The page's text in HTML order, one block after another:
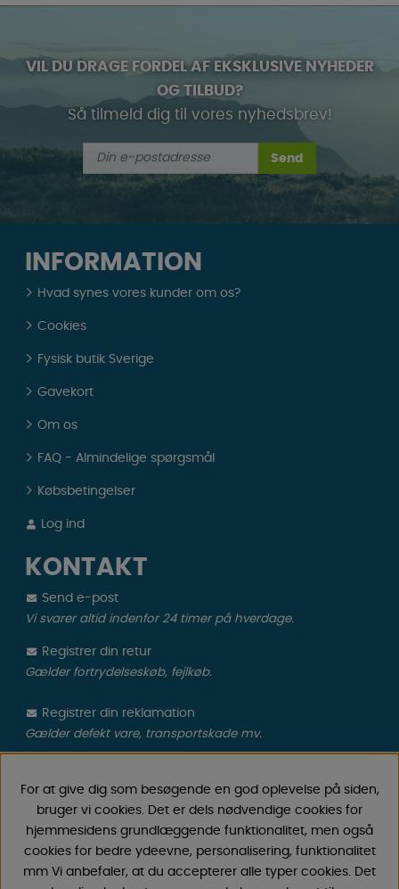
VIL DU DRAGE FORDEL AF EKSKLUSIVE NYHEDER
OG TILBUD?
Så tilmeld dig til vores nyhedsbrev!
Send
INFORMATION
Hvad synes vores kunder om os?
Cookies
Fysisk butik Sverige
Gavekort
Om os
FAQ - Almindelige spørgsmål
Købsbetingelser
Log ind
KONTAKT
Send e-post
Vi svarer altid indenfor 24 timer på hverdage.
Registrer din retur
Gælder fortrydelseskøb, fejlkøb.
Registrer din reklamation
Gælder defekt vare, transportskade mv.
CAMPMARKET
Vi har oparbejdet stor erfaring med campingvogne &
autocamper tilbehør gennem årene, fordi vi har
forhandlet campingvogne & autocampere samt
reservedele og tilbehør til disse siden 1968. Vi tilbyder et
For at give dig som besøgende en god oplevelse på siden,
bruger vi cookies. Det er dels nødvendige cookies for
hjemmesidens grundlæggende funktionalitet, men også
cookies for bedre ydeevne, personalisering, funktionalitet
mm Vi anbefaler, at du accepterer alle typer cookies. Det